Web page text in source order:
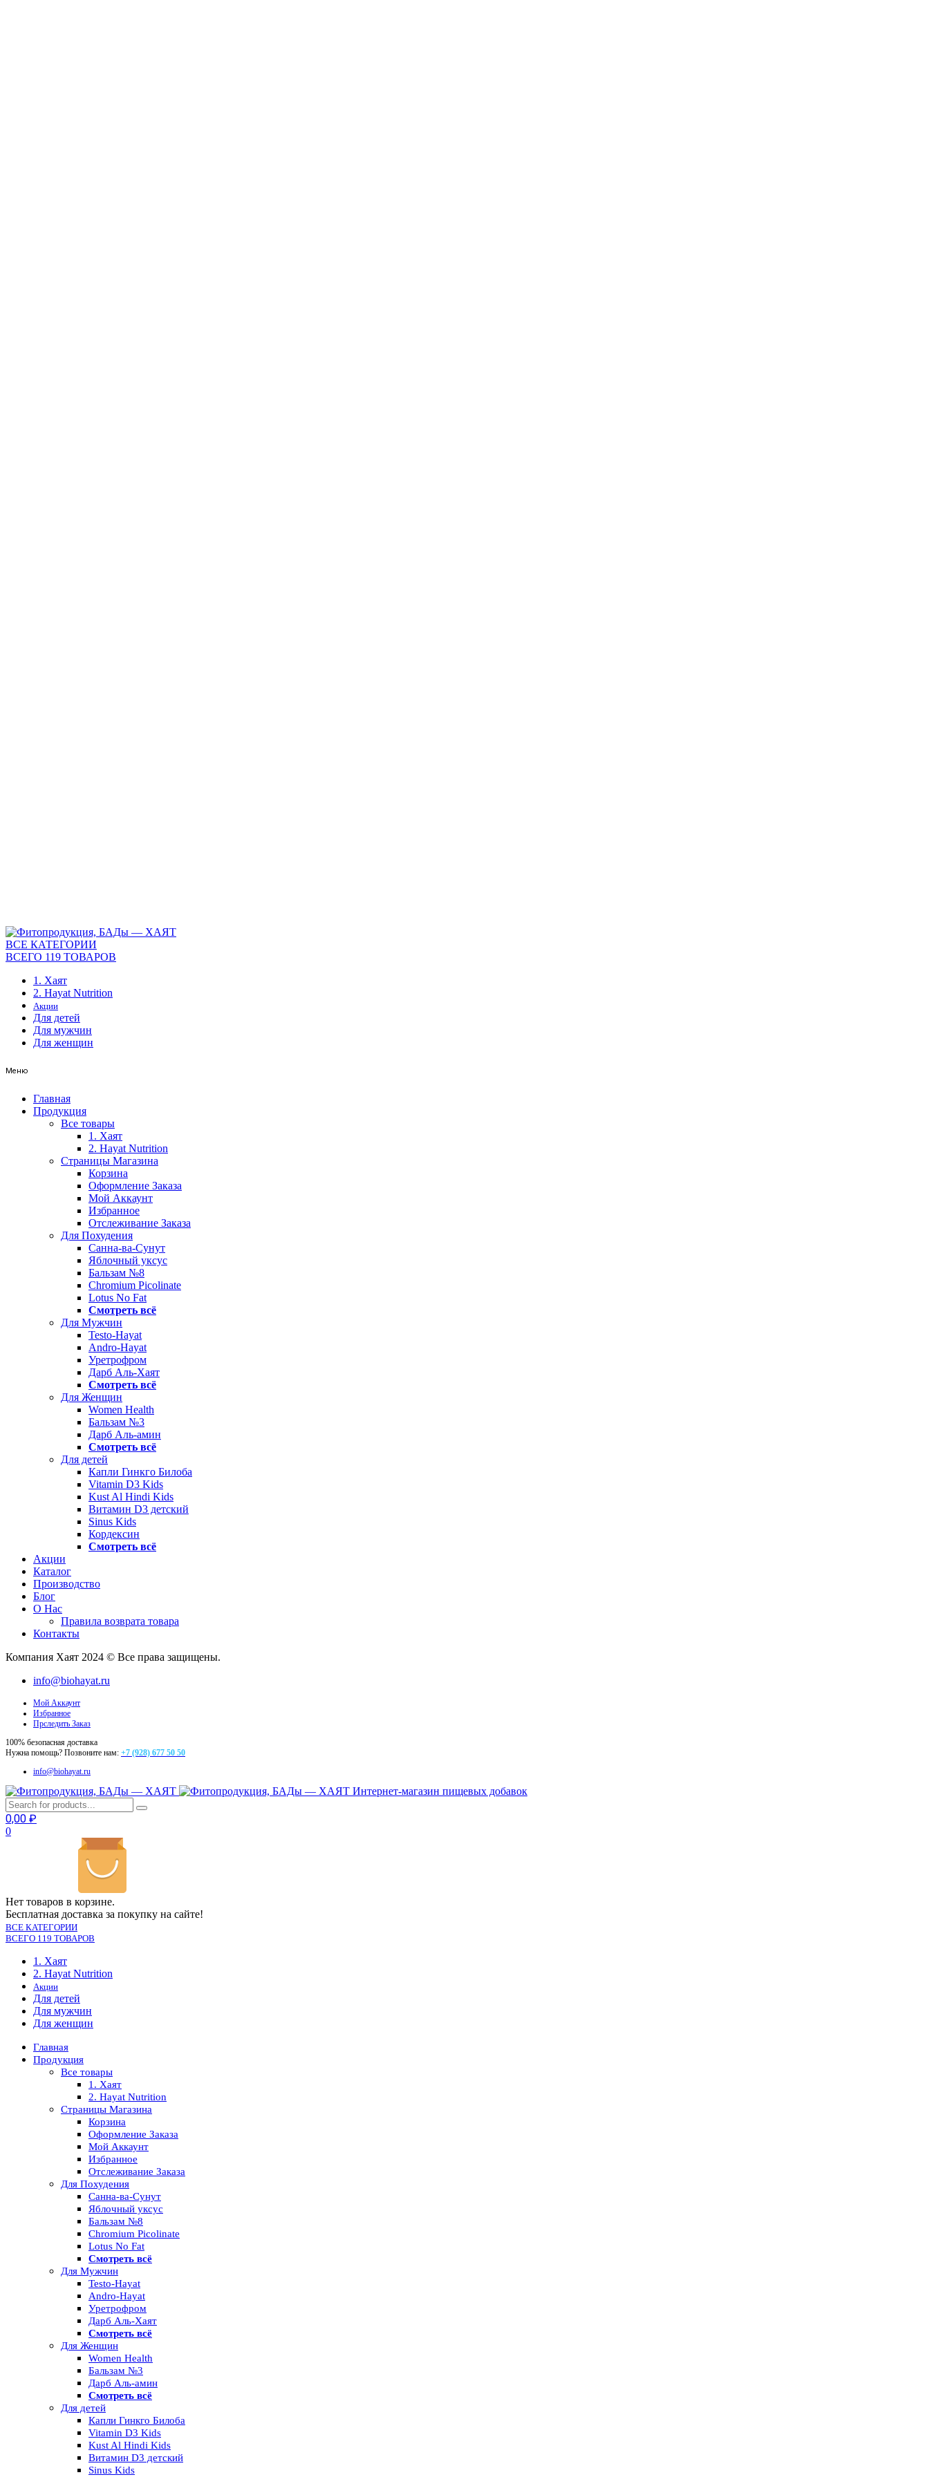
ВСЕ КАТЕГОРИИ
ВСЕГО 119 ТОВАРОВ
1. Хаят
2. Hayat Nutrition
Акции
Для детей
Для мужчин
Для женщин
Меню
Главная
Продукция
Все товары
1. Хаят
2. Hayat Nutrition
Страницы Магазина
Корзина
Оформление Заказа
Мой Аккаунт
Избранное
Отслеживание Заказа
Для Похудения
Санна-ва-Сунут
Яблочный уксус
Бальзам №8
Chromium Picolinate
Lotus No Fat
Смотреть всё
Для Мужчин
Testo-Hayat
Andro-Hayat
Уретрофром
Дарб Аль-Хаят
Смотреть всё
Для Женщин
Women Health
Бальзам №3
Дарб Аль-амин
Смотреть всё
Для детей
Капли Гинкго Билоба
Vitamin D3 Kids
Kust Al Hindi Kids
Витамин D3 детский
Sinus Kids
Кордексин
Смотреть всё
Акции
Каталог
Производство
Блог
О Нас
Правила возврата товара
Контакты
Компания Хаят 2024 © Все права защищены.
info@biohayat.ru
Мой Аккаунт
Избранное
Прследить Заказ
100% безопасная доставка
Нужна помощь? Позвоните нам: +7 (928) 677 50 50
info@biohayat.ru
Интернет-магазин пищевых добавок
0,00 ₽
0
Нет товаров в корзине.
Бесплатная доставка за покупку на сайте!
ВСЕ КАТЕГОРИИ
ВСЕГО 119 ТОВАРОВ
1. Хаят
2. Hayat Nutrition
Акции
Для детей
Для мужчин
Для женщин
Главная
Продукция
Все товары
1. Хаят
2. Hayat Nutrition
Страницы Магазина
Корзина
Оформление Заказа
Мой Аккаунт
Избранное
Отслеживание Заказа
Для Похудения
Санна-ва-Сунут
Яблочный уксус
Бальзам №8
Chromium Picolinate
Lotus No Fat
Смотреть всё
Для Мужчин
Testo-Hayat
Andro-Hayat
Уретрофром
Дарб Аль-Хаят
Смотреть всё
Для Женщин
Women Health
Бальзам №3
Дарб Аль-амин
Смотреть всё
Для детей
Капли Гинкго Билоба
Vitamin D3 Kids
Kust Al Hindi Kids
Витамин D3 детский
Sinus Kids